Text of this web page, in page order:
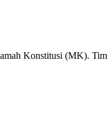
Konstitusi (MK).